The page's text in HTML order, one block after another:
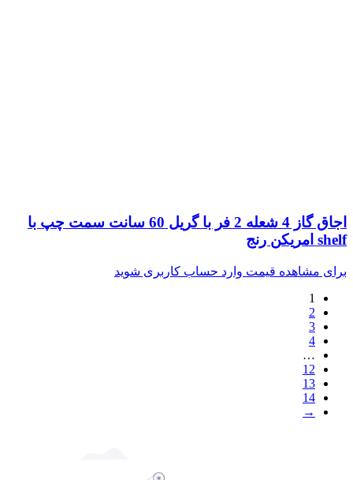
اجاق گاز 4 شعله 2 فر با گریل 60 سانت سمت چپ با
shelf امریکن رنج
برای مشاهده قیمت وارد حساب کاربری شوید
1
2
3
4
…
12
13
14
→